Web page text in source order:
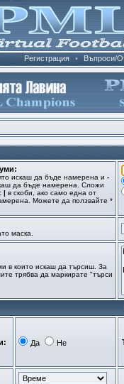
Регистрация • Въпроси/
искаш да бъде намерена и -
да бъде намерена. Сложи
| в скоби, ако само една от
Можете да ползвайте *
маска.
в които искаш да търсиш. За
трябва да маркирате "търси
Да Не